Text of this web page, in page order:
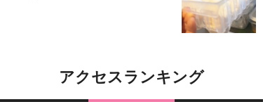
アクセスランキング